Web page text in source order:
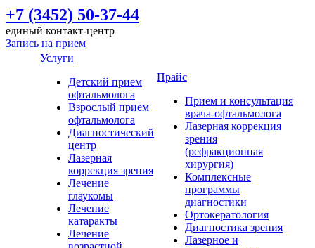
+7 (3452) 50-37-44
единый контакт-центр
Запись на прием
Услуги
Детский прием
офтальмолога
Взрослый прием
офтальмолога
Диагностический
центр
Лазерная
коррекция зрения
Лечение
глаукомы
Лечение
катаракты
Лечение
Прайс
Прием и консультация
врача-офтальмолога
Лазерная коррекция
зрения
(рефракционная
хирургия)
Комплексные
программы
диагностики
Ортокератология
Диагностика зрения
Лазерное и